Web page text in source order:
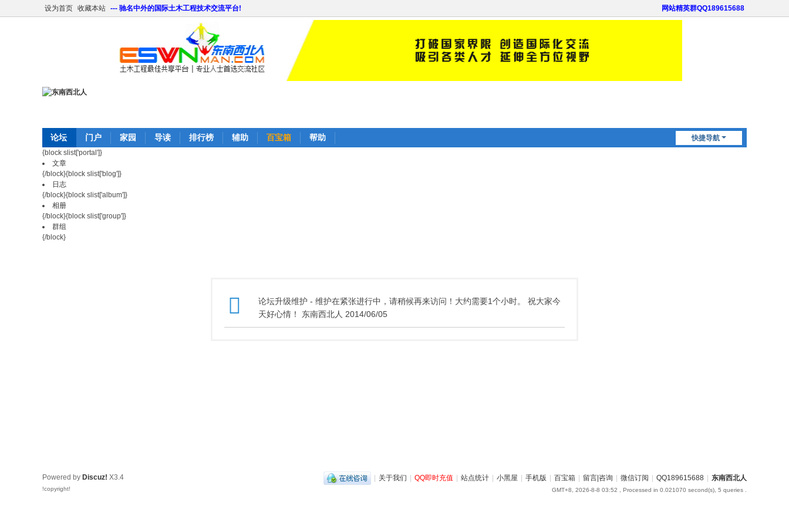
设为首页 收藏本站 --- 驰名中外的国际土木工程技术交流平台! 网站精英群QQ189615688
快捷导航
论坛 门户 家园 导读 排行榜 辅助 百宝箱 帮助
{block slist['portal']}
文章
{/block}{block slist['blog']}
日志
{/block}{block slist['album']}
相册
{/block}{block slist['group']}
群组
{/block}
论坛升级维护 - 维护在紧张进行中，请稍候再来访问！大约需要1个小时。 祝大家今
天好心情！ 东南西北人 2014/06/05
| 关于我们 | QQ即时充值 | 站点统计 | 小黑屋 | 手机版 | 百宝箱 | 留言|咨询 | 微信订阅 | QQ189615688 | 东南西北人
GMT+8, 2026-8-8 03:52 , Processed in 0.021070 second(s), 5 queries .
Powered by Discuz! X3.4
!copyright!